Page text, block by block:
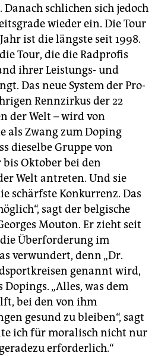
schlichen sich jedoch
wieder ein. Die Tour
ist die längste seit 1998.
Tour, die die Radprofis
ihrer Leistungs- und
Das neue System der Pro-
Rennzirkus der 22
der Welt – wird von
als Zwang zum Doping
dieselbe Gruppe von
Oktober bei den
Welt antreten. Und sie
schärfste Konkurrenz. Das
sagt der belgische
Mouton. Er zieht seit
Überforderung im
verwundert, denn „Dr.
genannt wird,
„Alles, was dem
bei den von ihm
gesund zu bleiben“, sagt
ich für moralisch nicht nur
erforderlich.“